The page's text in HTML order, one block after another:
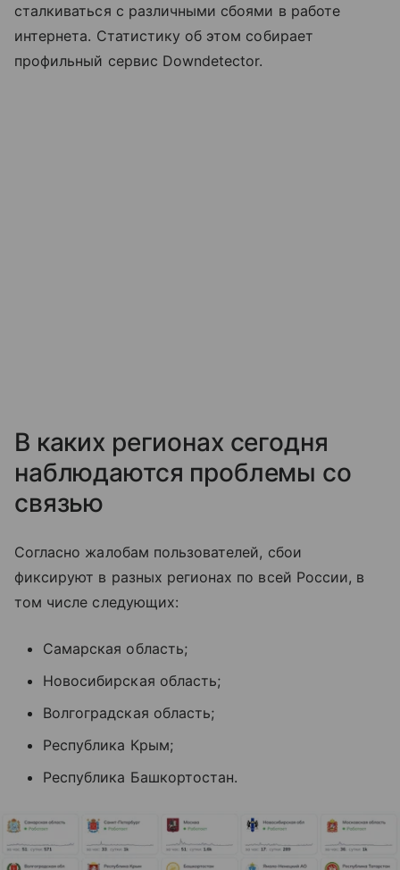
сталкиваться с различными сбоями в работе
интернета. Статистику об этом собирает
профильный сервис Downdetector.
В каких регионах сегодня
наблюдаются проблемы со
связью
Согласно жалобам пользователей, сбои
фиксируют в разных регионах по всей России, в
том числе следующих:
Самарская область;
Новосибирская область;
Волгоградская область;
Республика Крым;
Республика Башкортостан.